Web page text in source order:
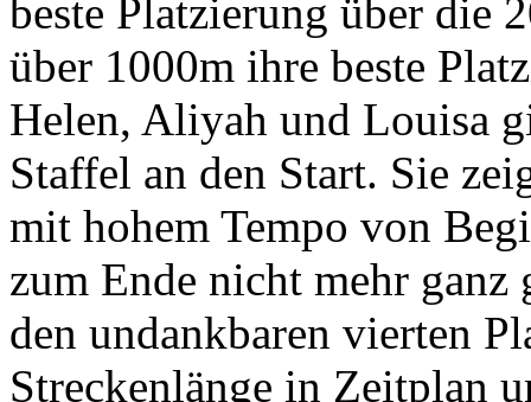
beste Platzierung über die
über 1000m ihre beste
Helen, Aliyah und Louisa
Staffel an den Start. Sie
mit hohem Tempo von
zum Ende nicht mehr
den undankbaren vierten
Streckenlänge in Zeitplan